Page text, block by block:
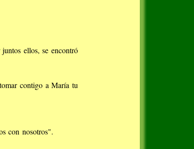
ellos, se encontró
contigo a María tu
con nosotros".